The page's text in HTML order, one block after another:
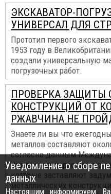
ЭКСКАВАТОР-
УНИВЕРСАЛ ДЛЯ
Прототип первого
1953 году в
создали универсальную
погрузочных работ.
ПРОВЕРКА ЗАЩИТЫ
КОНСТРУКЦИЙ ОТ
РЖАВЧИНА НЕ
Знаете ли вы что
металлов составляют
согласно данным
инженеров-
которые заставляют
металлических
Уведомление о сборе
данных
Настоящим информируем